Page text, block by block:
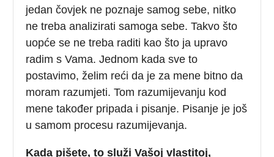
jedan čovjek ne poznaje samog sebe, nitko
ne treba analizirati samoga sebe. Takvo što
uopće se ne treba raditi kao što ja upravo
radim s Vama. Jednom kada sve to
postavimo, želim reći da je za mene bitno da
moram razumjeti. Tom razumijevanju kod
mene također pripada i pisanje. Pisanje je još
u samom procesu razumijevanja.
Kada pišete, to služi Vašoj vlastitoj,